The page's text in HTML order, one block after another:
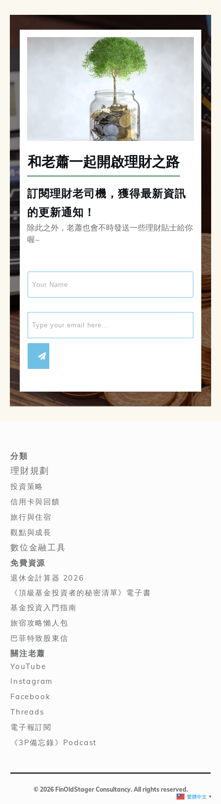
和老蕭一起開啟理財之路
訂閱理財老司機，獲得最新資訊
的更新通知！
除此之外，老蕭也會不時發送一些理財貼士給你
喔~
分類
理財規劃
投資策略
信用卡與回饋
旅行與住宿
觀點與成長
數位金融工具
免費資源
退休金計算器 2026
《頂級基金投資者的秘密清單》電子書
基金投資入門指南
旅宿攻略懶人包
巴菲特致股東信
關注老蕭
YouTube
Instagram
Facebook
Threads
電子報訂閱
《3P備忘錄》Podcast
© 2026 FinOldStager Consultancy. All rights reserved.
繁體中文 ▼